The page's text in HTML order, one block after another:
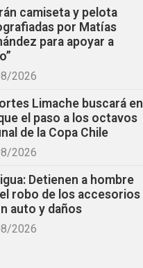
camiseta y pelota
por Matías
para apoyar a
2026
Limache buscará en
el paso a los octavos
de la Copa Chile
2026
Detienen a hombre
robo de los accesorios
auto y daños
2026